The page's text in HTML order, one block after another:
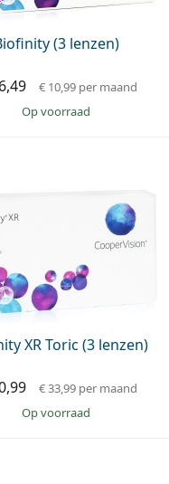
(3 lenzen)
€ 10,99 per maand
op voorraad
XR Toric (3 lenzen)
€ 33,99 per maand
op voorraad